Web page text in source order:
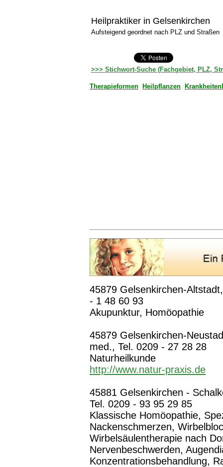
Heilpraktiker in Gelsenkirchen
Aufsteigend geordnet nach PLZ und Straßen
>>> Stichwort-Suche (Fachgebiet, PLZ,
Therapieformen Heilpflanzen
45879 Gelsenkirchen-
- 1 48 60 93
Akupunktur, Homöopathie
45879 Gelsenkirchen-
med., Tel. 0209 - 27 28 28
Naturheilkunde
http://www.natur-praxis.de
45881 Gelsenkirchen -
Tel. 0209 - 93 95 29 85
Klassische Homöopathie,
Nackenschmerzen,
Wirbelsäulentherapie nach
Nervenbeschwerden,
Konzentrationsbehandlung,